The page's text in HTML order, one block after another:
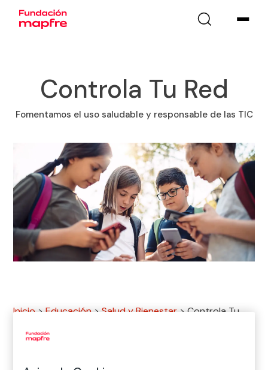
Controla Tu Red
Fomentamos el uso saludable y responsable de las TIC
Inicio>Educación>Salud y Bienestar>Controla Tu